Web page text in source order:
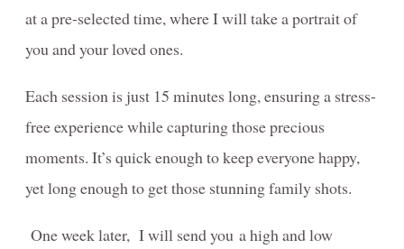
at a pre-selected time, where I will take a portrait of
you and your loved ones.
Each session is just 15 minutes long, ensuring a stress-
free experience while capturing those precious
moments. It’s quick enough to keep everyone happy,
yet long enough to get those stunning family shots.
One week later, I will send you a high and low